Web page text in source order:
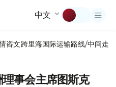
中文
咨文跨里海国际运输路线/中间走廊
事会主席图斯克